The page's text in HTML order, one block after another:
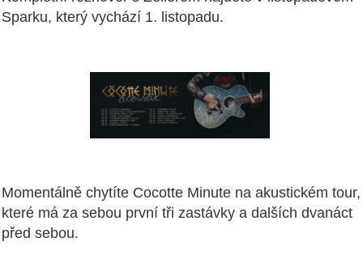
Sparku, který vychází 1. listopadu.
Momentálně chytíte Cocotte Minute na akustickém tour,
které má za sebou první tři zastávky a dalších dvanáct
před sebou.